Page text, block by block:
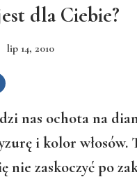
dla Ciebie?
lip 14, 2010
nas ochota na
i kolor
nie zaskoczyć po